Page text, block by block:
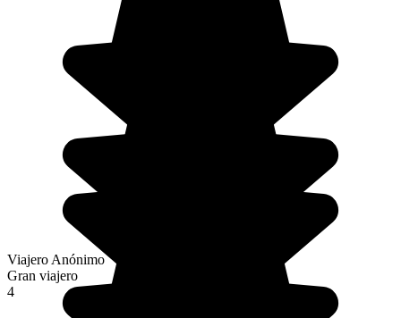
Viajero Anónimo
Gran viajero
4